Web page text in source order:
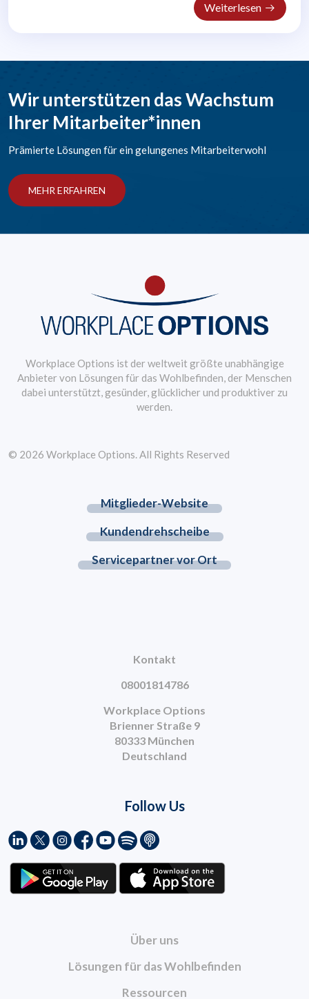
Weiterlesen
Wir unterstützen das Wachstum
Ihrer Mitarbeiter*innen
Prämierte Lösungen für ein gelungenes Mitarbeiterwohl
MEHR ERFAHREN
Workplace Options ist der weltweit größte unabhängige
Anbieter von Lösungen für das Wohlbefinden, der Menschen
dabei unterstützt, gesünder, glücklicher und produktiver zu
werden.
Über uns
Lösungen für das Wohlbefinden
Ressourcen
Mitglieder-Website
Kundendrehscheibe
Servicepartner vor Ort
Kontakt
08001814786
Workplace Options
Brienner Straße 9
80333 München
Deutschland
Follow Us
© 2026 Workplace Options. All Rights Reserved